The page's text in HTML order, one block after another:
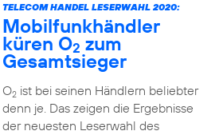
TELECOM HANDEL LESERWAHL 2020:
Mobilfunkhändler
küren O2 zum
Gesamtsieger
O2ist bei seinen Händlern beliebter
denn je. Das zeigen die Ergebnisse
der neuesten Leserwahl des